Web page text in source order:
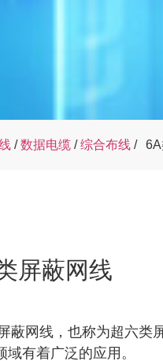
/数据电缆 /综合布线 /
屏蔽网线
蔽网线，也称为超六类
域有着广泛的应用。